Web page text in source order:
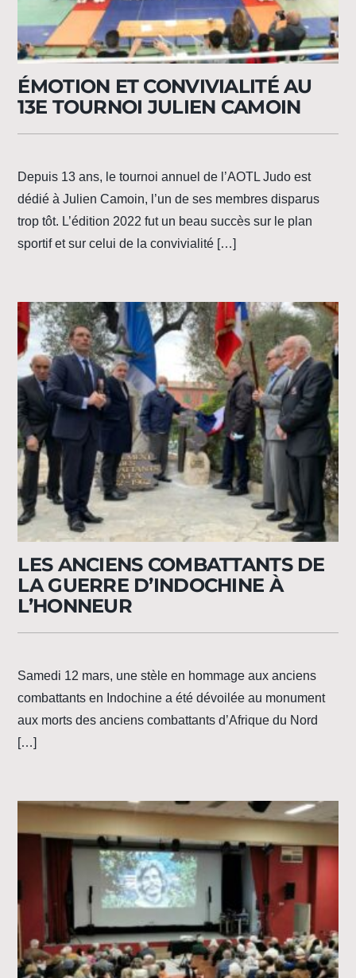
ÉMOTION ET CONVIVIALITÉ AU
13E TOURNOI JULIEN CAMOIN
Depuis 13 ans, le tournoi annuel de l’AOTL Judo est
dédié à Julien Camoin, l’un de ses membres disparus
trop tôt. L’édition 2022 fut un beau succès sur le plan
sportif et sur celui de la convivialité […]
LES ANCIENS COMBATTANTS DE
LA GUERRE D’INDOCHINE À
L’HONNEUR
Samedi 12 mars, une stèle en hommage aux anciens
combattants en Indochine a été dévoilée au monument
aux morts des anciens combattants d’Afrique du Nord
[…]